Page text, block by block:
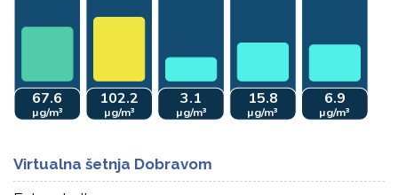
Virtualna šetnja Dobravom